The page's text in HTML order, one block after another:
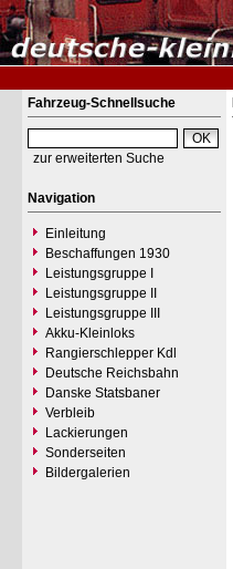
Fahrzeug-Schnellsuche
zur erweiterten Suche
Navigation
Einleitung
Beschaffungen 1930
Leistungsgruppe I
Leistungsgruppe II
Leistungsgruppe III
Akku-Kleinloks
Rangierschlepper Kdl
Deutsche Reichsbahn
Danske Statsbaner
Verbleib
Lackierungen
Sonderseiten
Bildergalerien